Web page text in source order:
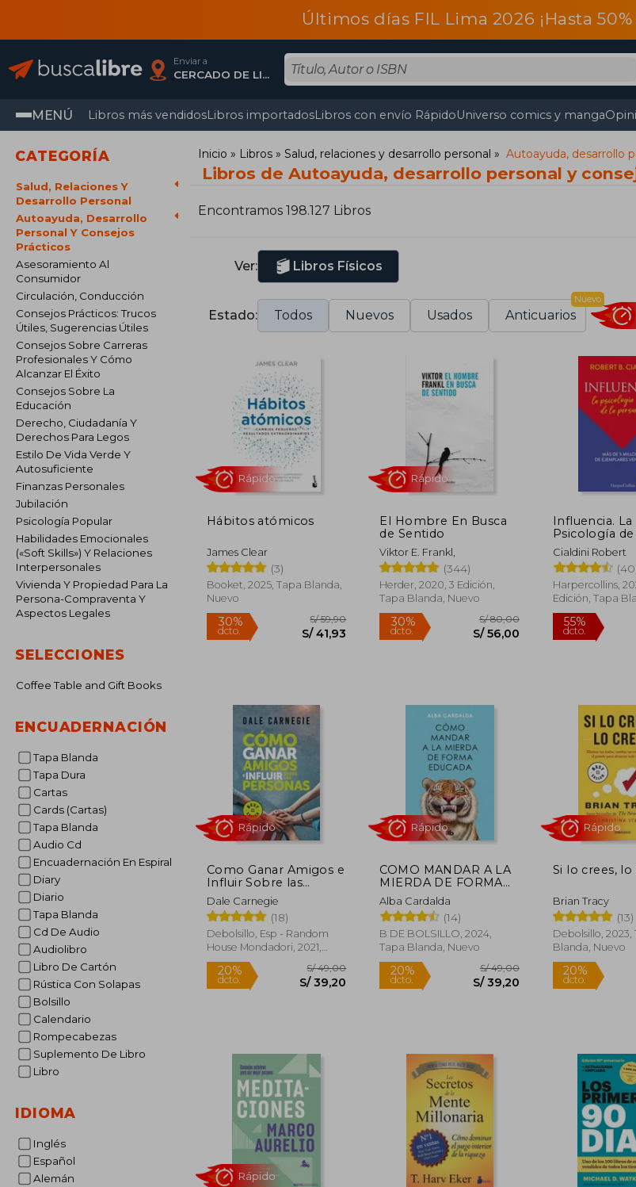
Últimos días FIL Lima 2026 ¡Hasta 50%
Enviar a
CERCADO DE LIMA, Lima
MENÚ Libros más vendidosLibros importadosLibros con envío RápidoUniverso comics y manga
CATEGORÍA
Salud, Relaciones Y
Desarrollo Personal
Autoayuda, Desarrollo
Personal Y Consejos
Prácticos
Asesoramiento Al
Consumidor
Circulación, Conducción
Consejos Prácticos: Trucos
Útiles, Sugerencias Útiles
Consejos Sobre Carreras
Profesionales Y Cómo
Alcanzar El Éxito
Consejos Sobre La
Educación
Derecho, Ciudadanía Y
Derechos Para Legos
Estilo De Vida Verde Y
Autosuficiente
Finanzas Personales
Jubilación
Psicología Popular
Habilidades Emocionales
(«Soft Skills») Y Relaciones
Interpersonales
Vivienda Y Propiedad Para La
Persona-Compraventa Y
Aspectos Legales
SELECCIONES
Coffee Table and Gift Books
ENCUADERNACIÓN
Tapa Blanda
Tapa Dura
Cartas
Cards (Cartas)
Tapa Blanda
Audio Cd
Encuadernación En Espiral
Diary
Diario
Tapa Blanda
Cd De Audio
Audiolibro
Libro De Cartón
Rústica Con Solapas
Bolsillo
Calendario
Rompecabezas
Suplemento De Libro
Libro
IDIOMA
Inglés
Español
Alemán
Inicio Libros Salud, relaciones y desarrollo personal Autoayuda, desarrollo
Libros de Autoayuda, desarrollo personal y
Encontramos 198.127 Libros
Ver: Libros Físicos
Estado: Todos Nuevos Usados Anticuarios
Nuevo
Hábitos atómicos
James Clear
(3)
Booket, 2025, Tapa Blanda,
Nuevo
El Hombre En Busca
de Sentido
Viktor E. Frankl,
(344)
Herder, 2020, 3 Edición,
Tapa Blanda, Nuevo
Influencia. La
Psicología de
Persuasión
Cialdini Robert
Harpercollins,
Edición, Tapa
Nuevo
Como Ganar Amigos e
Influir Sobre las
personas
Dale Carnegie
(18)
Debolsillo, Esp - Random
House Mondadori, 2021,
Tapa Blanda, Nuevo
20%
dcto.
Rápido
COMO MANDAR A LA
MIERDA DE FORMA
EDUCADA
Alba Cardalda
(14)
B DE BOLSILLO, 2024,
Tapa Blanda, Nuevo
20%
dcto.
Rápido
Si lo crees, lo
Brian Tracy
(13)
Debolsillo, 2023,
Blanda, Nuevo